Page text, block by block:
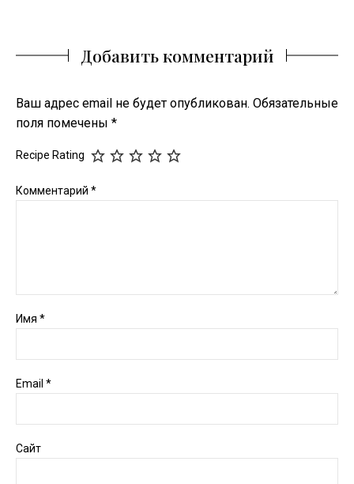
Добавить комментарий
Ваш адрес email не будет опубликован. Обязательные
поля помечены *
Recipe Rating
Комментарий *
Имя *
Email *
Сайт